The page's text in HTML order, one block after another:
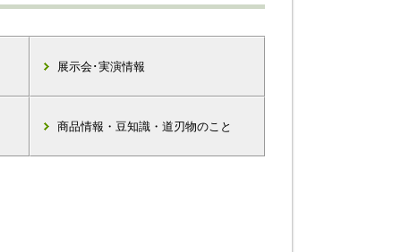
展示会･実演情報
商品情報・豆知識・道刃物のこと